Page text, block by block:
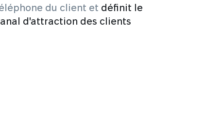
du client et définit le
d'attraction des clients